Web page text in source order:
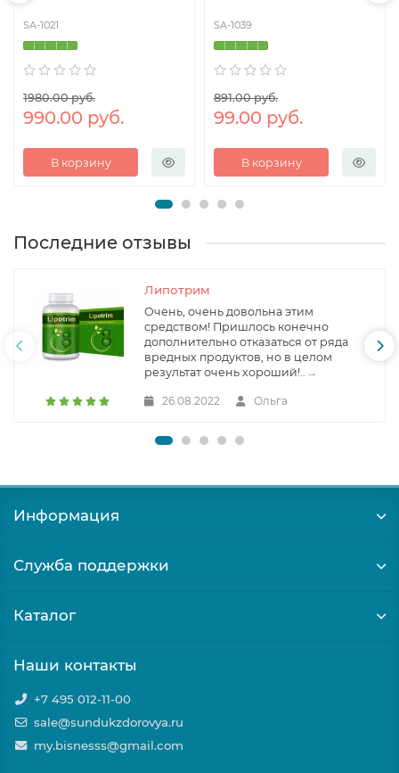
SA-1021
1980.00 руб.
990.00 руб.
В корзину
SA-1039
891.00 руб.
99.00 руб.
В корзину
Последние отзывы
Липотрим
Очень, очень довольна этим
средством! Пришлось конечно
дополнительно отказаться от ряда
вредных продуктов, но в целом
результат очень хороший!.. →
26.08.2022 Ольга
Информация
Служба поддержки
Каталог
Наши контакты
+7 495 012-11-00
sale@sundukzdorovya.ru
my.bisnesss@gmail.com